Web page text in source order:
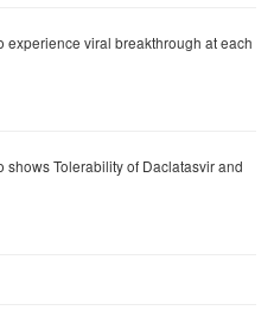
experience viral breakthrough at each
shows Tolerability of Daclatasvir and